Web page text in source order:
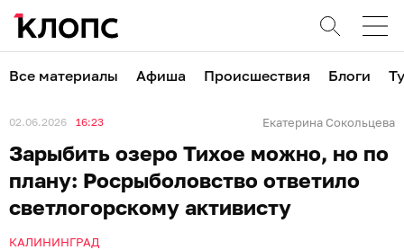
Все материалы Афиша Происшествия Блоги
02.06.2026 16:23 Екатерина Сокольцева
Зарыбить озеро Тихое можно, но по
плану: Росрыболовство ответило
светлогорскому активисту
КАЛИНИНГРАД